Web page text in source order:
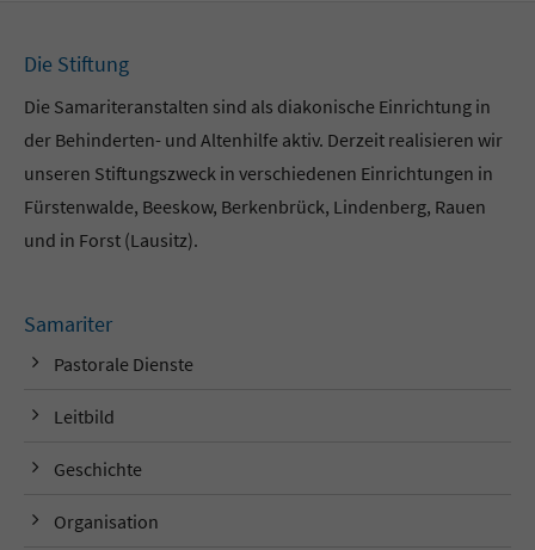
Die Stiftung
Die Samariteranstalten sind als diakonische Einrichtung in
der Behinderten- und Altenhilfe aktiv. Derzeit realisieren wir
unseren Stiftungszweck in verschiedenen Einrichtungen in
Fürstenwalde, Beeskow, Berkenbrück, Lindenberg, Rauen
und in Forst (Lausitz).
Samariter
Pastorale Dienste
Leitbild
Geschichte
Organisation